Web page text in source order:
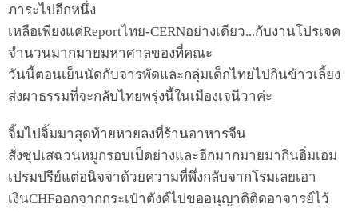
ภาระไปอีกหนึ่ง
เหลือเพียงแค่Reportไทย-CERNอย่างเดียว...กับงานโปรเจค
จำนวนมากมายมหาศาลของที่คณะ
วันนี้ตอนเย็นนัดกับจารพัดและกลุ่มเด็กไทยไปกินข้าวเลี้ยง
ส่งผาธรรมที่จะกลับไทยพรุ่งนี้ในเมืองเจนีวาค่ะ
จิ้มไปจิ้มมาสุดท้ายหวยลงที่ร้านอาหารจีน
สั่งซุปเสฉวนหมูกรอบเป็ดย่างและอีกมากมายมากินอิ่มเอม
เปรมปรีย์แต่อนิจจาด้วยความที่พึ่งกลับจากโรมเลยเอา
เงินCHFออกจากกระเป๋าตังค์ไปขออนุญาติติดอาจารย์ไว้